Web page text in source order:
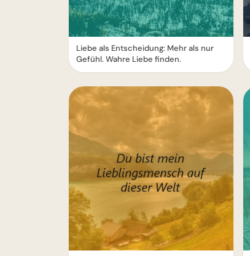
Liebe als Entscheidung: Mehr als nur
Gefühl. Wahre Liebe finden.